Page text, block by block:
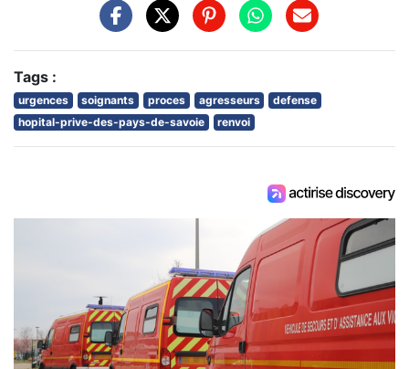
Tags :
urgences soignants proces agresseurs
defense
hopital-prive-des-pays-de-savoie
renvoi